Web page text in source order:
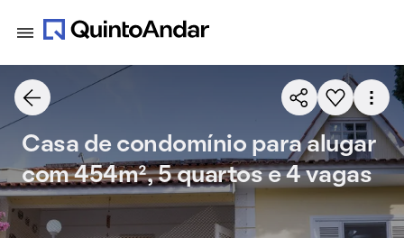
Casa de condomínio para alugar
com 454m², 5 quartos e 4 vagas